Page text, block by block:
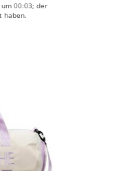
00:03; der
haben.